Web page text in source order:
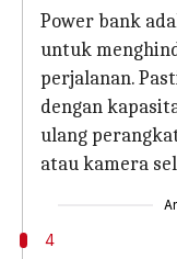
Power bank
untuk
perjalanan.
dengan
ulang
atau kamera
4